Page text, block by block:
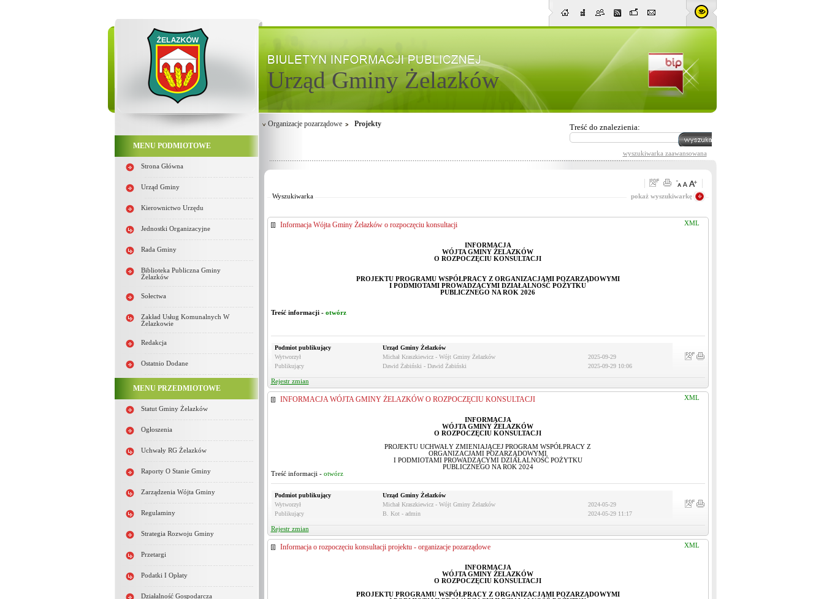
Urząd Gminy Żelazków
MENU PODMIOTOWE
Strona Główna
Urząd Gminy
Kierownictwo Urzędu
Jednostki Organizacyjne
Rada Gminy
Biblioteka Publiczna Gminy
Żelazków
Sołectwa
Zakład Usług Komunalnych W
Żelazkowie
Redakcja
Ostatnio Dodane
MENU PRZEDMIOTOWE
Statut Gminy Żelazków
Ogłoszenia
Uchwały RG Żelazków
Raporty O Stanie Gminy
Zarządzenia Wójta Gminy
Regulaminy
Strategia Rozwoju Gminy
Przetargi
Podatki I Opłaty
Działalność Gospodarcza
Organizacje pozarządowe Projekty Treść do znalezienia:
wyszukiwarka zaawansowana
Wyszukiwarka pokaż wyszukiwarkę
Pasuje wszystko
XML
Informacja Wójta Gminy Żelazków o rozpoczęciu konsultacji
INFORMACJA
WÓJTA GMINY ŻELAZKÓW
O ROZPOCZĘCIU KONSULTACJI
PROJEKTU PROGRAMU WSPÓŁPRACY Z ORGANIZACJAMI POZARZĄDOWYMI
I PODMIOTAMI PROWADZĄCYMI DZIAŁALNOŚĆ POŻYTKU
PUBLICZNEGO NA ROK 2026
Treść informacji - otwórz
Podmiot publikujący
Urząd Gminy Żelazków
Wytworzył
Michał Kraszkiewicz - Wójt Gminy Żelazków
2025-09-29
Publikujący
Dawid Żabiński - Dawid Żabiński 2025-09-29 10:06
Rejestr zmian
XML
INFORMACJA WÓJTA GMINY ŻELAZKÓW O ROZPOCZĘCIU KONSULTACJI
INFORMACJA
WÓJTA GMINY ŻELAZKÓW
O ROZPOCZĘCIU KONSULTACJI
PROJEKTU UCHWAŁY ZMIENIAJĄCEJ PROGRAM WSPÓŁPRACY Z
ORGANIZACJAMI POZARZĄDOWYMI
I PODMIOTAMI PROWADZĄCYMI DZIAŁALNOŚĆ POŻYTKU
PUBLICZNEGO NA ROK 2024
Treść informacji - otwórz
Podmiot publikujący
Urząd Gminy Żelazków
Wytworzył
Michał Kraszkiewicz - Wójt Gminy Żelazków
2024-05-29
Publikujący
B. Kot - admin 2024-05-29 11:17
Rejestr zmian
XML
Informacja o rozpoczęciu konsultacji projektu - organizacje pozarządowe
INFORMACJA
WÓJTA GMINY ŻELAZKÓW
O ROZPOCZĘCIU KONSULTACJI
PROJEKTU PROGRAMU WSPÓŁPRACY Z ORGANIZACJAMI POZARZĄDOWYMI